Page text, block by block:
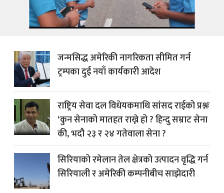
जन्मसिद्ध अमेरिकी नागरिकता सीमित गर्न
ट्रम्पका दुई नयाँ कार्यकारी आदेश
राष्ट्रिय सेवा दल विधेयकमाथि सांसद राईको प्रश्नः
‘कुन सेनाको मातहत राख्ने हो ? हिन्दु सम्राट सेना
की, भदौ २३ र २४ गतेवाला सेना ?
सिरियाको रमेलान तेल क्षेत्रको उत्पादन वृद्धि गर्न
सिरियाली र अमेरिकी कम्पनीबीच साझेदारी